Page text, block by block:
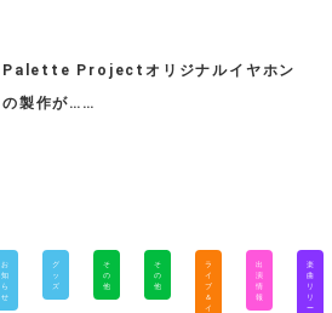
Palette Projectオリジナルイヤホン
の製作が……
お
知
ら
せ
グ
ッ
ズ
そ
の
他
そ
の
他
ラ
イ
ブ
＆
イ
出
演
情
報
楽
曲
リ
リ
ー